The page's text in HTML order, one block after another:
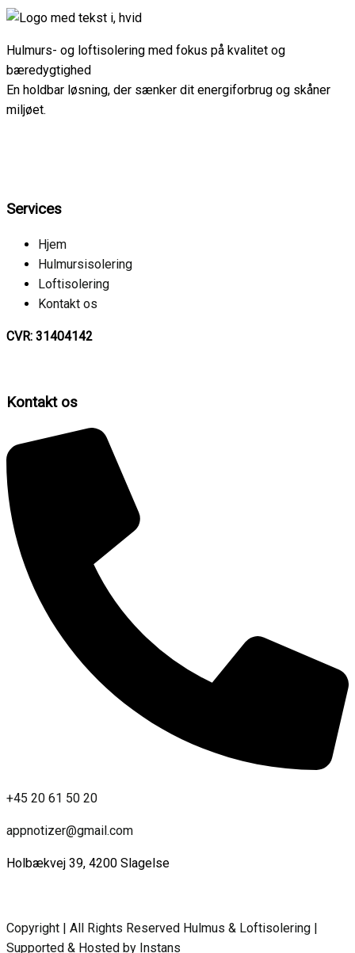
Hulmurs- og loftisolering med fokus på kvalitet og
bæredygtighed
En holdbar løsning, der sænker dit energiforbrug og skåner
miljøet.
Services
Hjem
Hulmursisolering
Loftisolering
Kontakt os
CVR: 31404142
Kontakt os
+45 20 61 50 20
appnotizer@gmail.com
Holbækvej 39, 4200 Slagelse
Copyright | All Rights Reserved Hulmus & Loftisolering |
Supported & Hosted by Instans